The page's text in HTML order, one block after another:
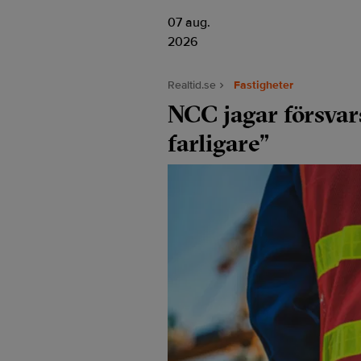
07 aug.
2026
Realtid.se Fastigheter
NCC jagar
farligare”